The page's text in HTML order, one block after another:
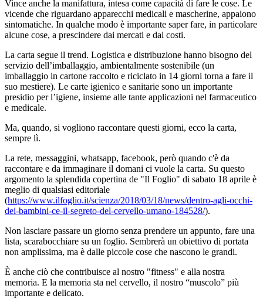
Vince anche la manifattura, intesa come capacità di fare le cose. Le
vicende che riguardano apparecchi medicali e mascherine, appaiono
sintomatiche. In qualche modo è importante saper fare, in particolare
alcune cose, a prescindere dai mercati e dai costi.
La carta segue il trend. Logistica e distribuzione hanno bisogno del
servizio dell’imballaggio, ambientalmente sostenibile (un
imballaggio in cartone raccolto e riciclato in 14 giorni torna a fare il
suo mestiere). Le carte igienico e sanitarie sono un importante
presidio per l’igiene, insieme alle tante applicazioni nel farmaceutico
e medicale.
Ma, quando, si vogliono raccontare questi giorni, ecco la carta,
sempre lì.
La rete, messaggini, whatsapp, facebook, però quando c'è da
raccontare e da immaginare il domani ci vuole la carta. Su questo
argomento la splendida copertina de "Il Foglio" di sabato 18 aprile è
meglio di qualsiasi editoriale
(https://www.ilfoglio.it/scienza/2018/03/18/news/dentro-agli-occhi-
dei-bambini-ce-il-segreto-del-cervello-umano-184528/).
Non lasciare passare un giorno senza prendere un appunto, fare una
lista, scarabocchiare su un foglio. Sembrerà un obiettivo di portata
non amplissima, ma è dalle piccole cose che nascono le grandi.
È anche ciò che contribuisce al nostro "fitness" e alla nostra
memoria. E la memoria sta nel cervello, il nostro “muscolo” più
importante e delicato.